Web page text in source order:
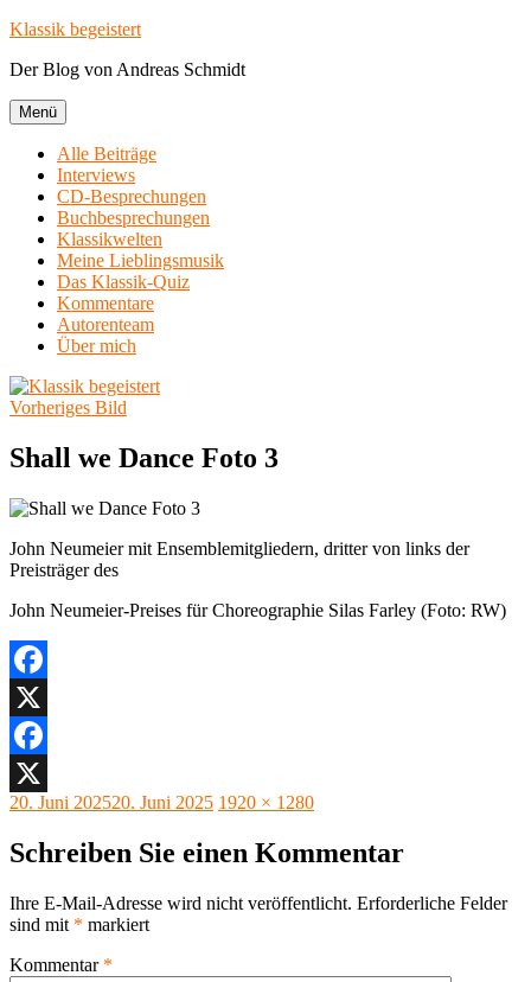
Zum
springen
Klassik begeistert
Der Blog von Andreas Schmidt
Menü
Alle Beiträge
Interviews
CD-Besprechungen
Buchbesprechungen
Klassikwelten
Meine Lieblingsmusik
Das Klassik-Quiz
Kommentare
Autorenteam
Über mich
Vorheriges Bild
Shall we Dance Foto 3
John Neumeier mit Ensemblemitgliedern, dritter von links der
Preisträger des
John Neumeier-Preises für Choreographie Silas Farley (Foto: RW)
Facebook
X
Facebook
X
Veröffentlicht
20. Juni 202520. Juni 2025 Originalgröße
1920 × 1280
Schreiben Sie einen Kommentar
Ihre E-Mail-Adresse wird nicht veröffentlicht. Erforderliche Felder
sind mit * markiert
Kommentar *